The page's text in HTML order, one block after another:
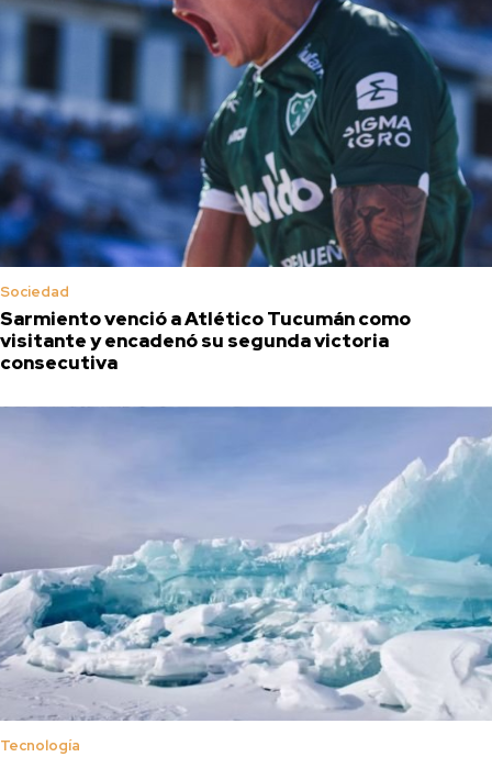
Sociedad
Sarmiento venció a Atlético Tucumán como
visitante y encadenó su segunda victoria
consecutiva
Tecnología